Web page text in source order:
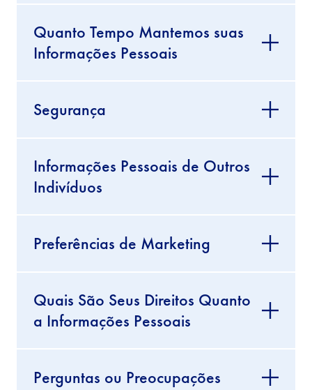
Quanto Tempo Mantemos suas
Informações Pessoais
Segurança
Informações Pessoais de Outros
Indivíduos
Preferências de Marketing
Quais São Seus Direitos Quanto
a Informações Pessoais
Perguntas ou Preocupações